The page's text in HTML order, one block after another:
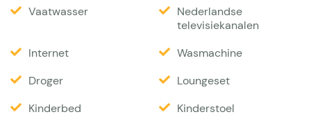
met alle voorzieningen, zoals afwasmachine, oven,
Nespresso. Woonkamer en keuken zijn voorzien van
airco. Aparte ruimte met wasmachine en droger.
Totaal 4 slaapkamers allen op de begane grond. Er
eenpersoonsbedden van 2,00x0,90. Twee
Vaatwasser
Nederlandse
televisiekanalen
Internet
Wasmachine
Droger
Loungeset
Kinderbed
Kinderstoel